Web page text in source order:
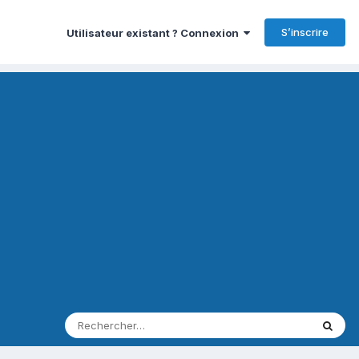
Utilisateur existant ? Connexion S’inscrire